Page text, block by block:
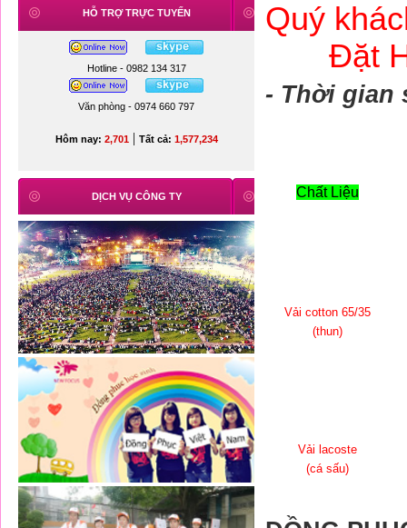
HỖ TRỢ TRỰC TUYẾN
Hotline - 0982 134 317
Văn phòng - 0974 660 797
Hôm nay: 2,701| Tất cả: 1,577,234
DỊCH VỤ CÔNG TY
Quý
Đặt
- Thời gian
Chất Liệu
Vải cotton 65/35
(thun)
Vải lacoste
(cá sấu)